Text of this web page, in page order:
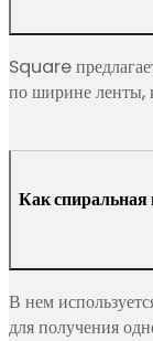
Square
по ширине ленты,
Как спиральная
В нем
для получения